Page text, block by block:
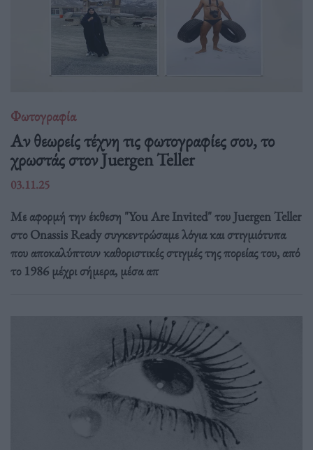
Φωτογραφία
Αν θεωρείς τέχνη τις φωτογραφίες σου, το
χρωστάς στον Juergen Teller
03.11.25
Με αφορμή την έκθεση "You Are Invited" του Juergen Teller
στο Onassis Ready συγκεντρώσαμε λόγια και στιγμιότυπα
που αποκαλύπτουν καθοριστικές στιγμές της πορείας του, από
το 1986 μέχρι σήμερα, μέσα απ